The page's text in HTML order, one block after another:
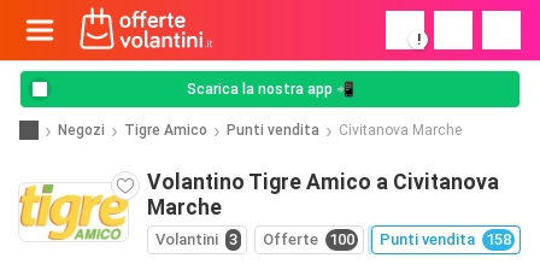
!
Scarica la nostra app 📲
Negozi Tigre Amico Punti vendita Civitanova Marche
Volantino Tigre Amico a Civitanova
Marche
Volantini 3 Offerte 100 Punti vendita 158